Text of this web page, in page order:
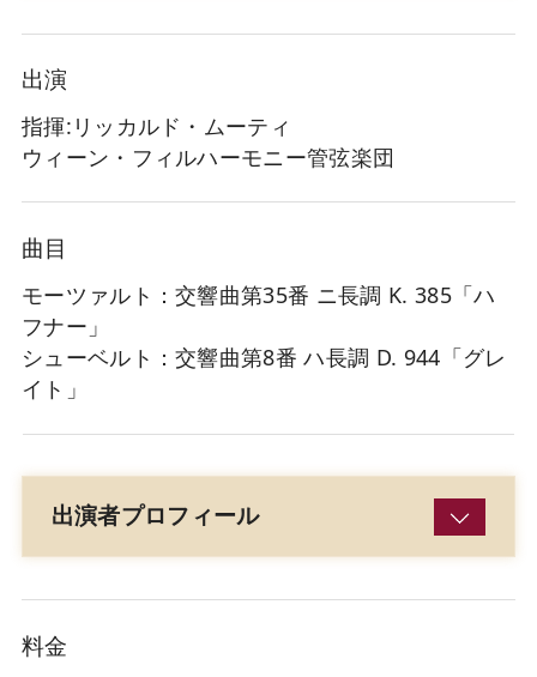
出演
指揮:リッカルド・ムーティ
ウィーン・フィルハーモニー管弦楽団
曲目
モーツァルト：交響曲第35番 ニ長調 K. 385「ハ
フナー」
シューベルト：交響曲第8番 ハ長調 D. 944「グレ
イト」
出演者プロフィール
料金